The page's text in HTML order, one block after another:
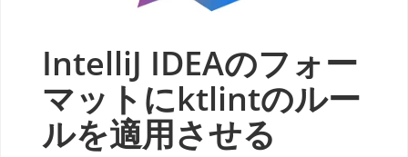
IntelliJ IDEAのフォー
マットにktlintのルー
ルを適用させる